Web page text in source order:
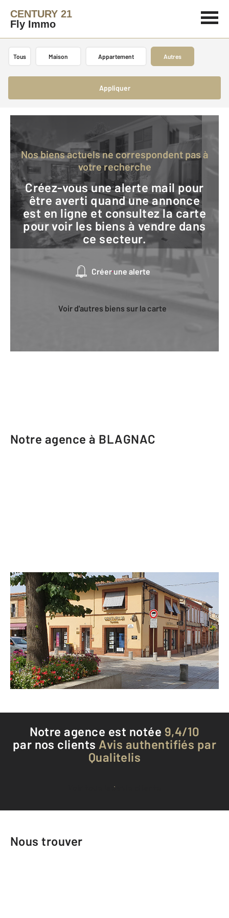
CENTURY 21
Fly Immo
Tous Maison Appartement Autres
Appliquer
Nos biens actuels ne correspondent pas à
votre recherche
Créez-vous une alerte mail pour
être averti quand une annonce
est en ligne et consultez la carte
pour voir les biens à vendre dans
ce secteur.
Créer une alerte
Voir d'autres biens sur la carte
Notre agence à BLAGNAC
CENTURY 21 Fly Immo
15 rue Prosper Ferradou
BLAGNAC - 31700
Envoyer un message
Téléphoner à l'agence
Notre agence est notée 9,4/10
par nos clients Avis authentifiés par
Qualitelis
Voir tous les avis clients
Nous trouver